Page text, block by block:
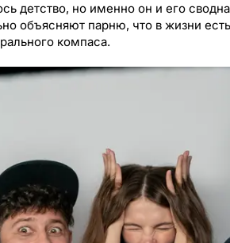
детство, но именно он и его
объясняют парню, что в жизни
компаса.